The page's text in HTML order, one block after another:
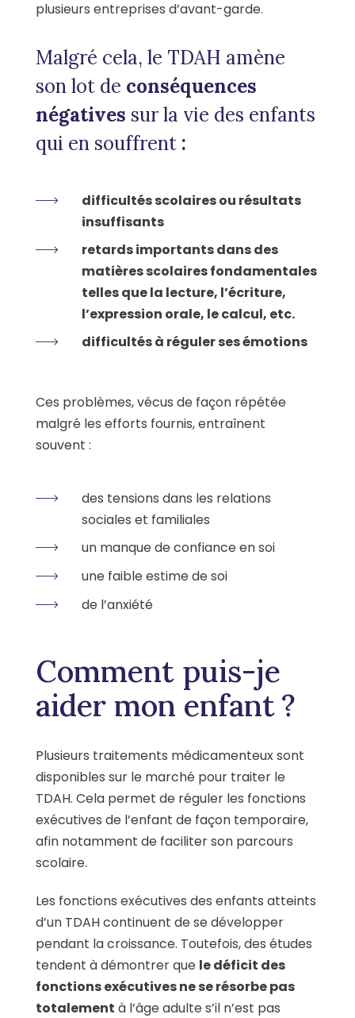
plusieurs entreprises d’avant-garde.
Malgré cela, le TDAH amène
son lot de conséquences
négatives sur la vie des enfants
qui en souffrent :
difficultés scolaires ou résultats
insuffisants
retards importants dans des
matières scolaires fondamentales
telles que la lecture, l’écriture,
l’expression orale, le calcul, etc.
difficultés à réguler ses émotions
Ces problèmes, vécus de façon répétée
malgré les efforts fournis, entraînent
souvent :
des tensions dans les relations
sociales et familiales
un manque de confiance en soi
une faible estime de soi
de l’anxiété
Comment puis-je
aider mon enfant ?
Plusieurs traitements médicamenteux sont
disponibles sur le marché pour traiter le
TDAH. Cela permet de réguler les fonctions
exécutives de l’enfant de façon temporaire,
afin notamment de faciliter son parcours
scolaire.
Les fonctions exécutives des enfants atteints
d’un TDAH continuent de se développer
pendant la croissance. Toutefois, des études
tendent à démontrer que le déficit des
fonctions exécutives ne se résorbe pas
totalement à l’âge adulte s’il n’est pas